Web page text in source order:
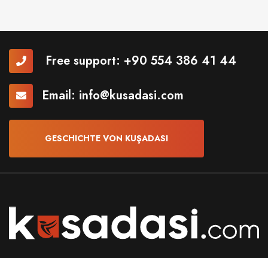
Free support: +90 554 386 41 44
Email: info@kusadasi.com
GESCHICHTE VON KUŞADASI